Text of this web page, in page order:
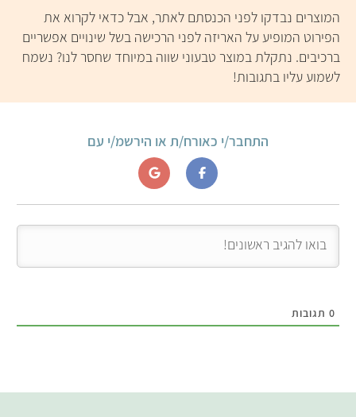
ומקושקשת.
החברה, כולל התערובת
לחביתה שלה, תמצאו בעיקר
בחנויות טבע.
המוצרים נבדקו לפני הכנסתם לאתר, אבל כדאי לקרוא את
הפירוט המופיע על האריזה לפני הרכישה בשל שינויים אפשריים
ברכיבים. נתקלת במוצר טבעוני שווה במיוחד שחסר לנו? נשמח
לשמוע עליו בתגובות!
התחבר/י כאורח/ת או הירשמ/י עם
0 תגובות